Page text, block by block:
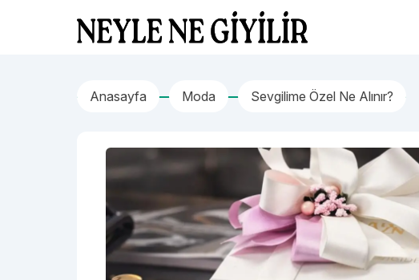
Neyle Ne Giyilir
Anasayfa Moda Sevgilime Özel Ne Alınır?